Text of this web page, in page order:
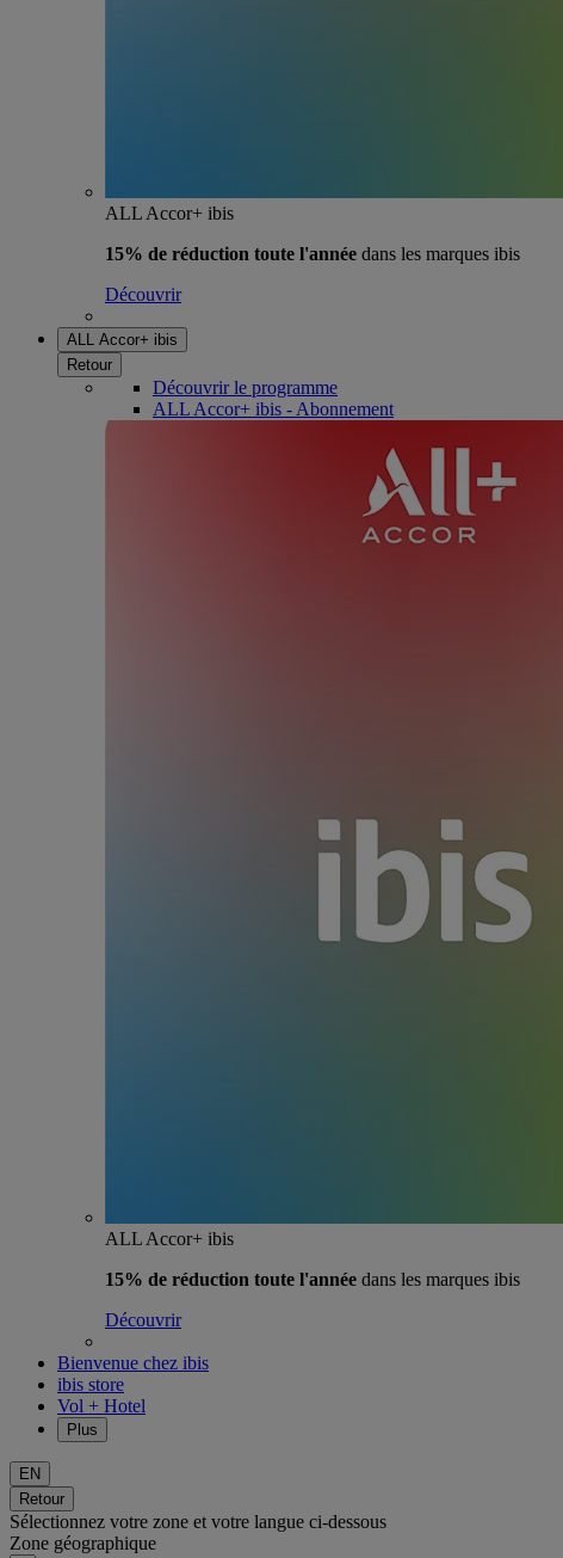
ALL Accor+ ibis
15% de réduction toute l'année dans les marques ibis
Découvrir
ALL Accor+ ibis
Retour
Découvrir le programme
ALL Accor+ ibis - Abonnement
ALL Accor+ ibis
15% de réduction toute l'année dans les marques ibis
Découvrir
Bienvenue chez ibis
ibis store
Vol + Hotel
Plus
EN
Retour
Sélectionnez votre zone et votre langue ci-dessous
Zone géographique